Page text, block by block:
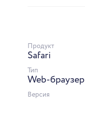
Продукт
Safari
Тип
Web-браузер
Версия